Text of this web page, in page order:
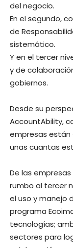
del negocio.
En el segundo,
de
sistemático.
Y en el tercer
y de
gobiernos.
Desde su
AccountAbility,
empresas están
unas cuantas
De las
rumbo al tercer
el uso y manejo
programa
tecnologías;
sectores para